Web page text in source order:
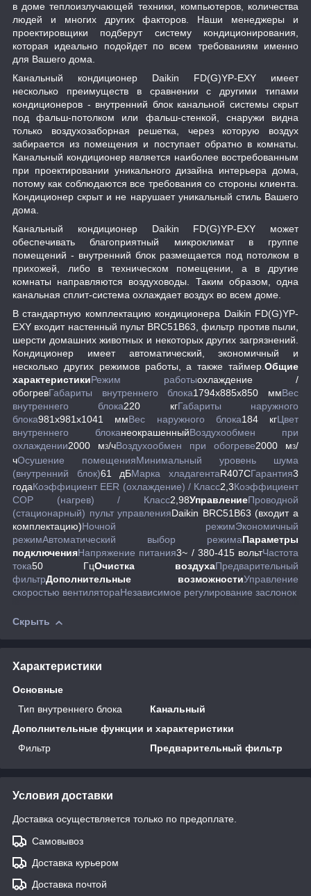
в доме теплоизлучающей техники, компьютеров, количества
людей и многих других факторов. Наши менеджеры и
проектировщики подберут систему кондиционирования,
которая идеально подойдет по всем требованиям именно
для Вашего дома.
Канальный кондиционер Daikin FD(G)YP-EXY имеет
несколько преимуществ в сравнении с другими типами
кондиционеров - внутренний блок канальной системы скрыт
под фальш-потолком или фальш-стенкой, снаружи видна
только воздухозаборная решетка, через которую воздух
забирается из помещения и поступает обратно в комнаты.
Канальный кондиционер является наиболее востребованным
при проектировании уникального дизайна интерьера дома,
потому как соблюдаются все требования со стороны клиента.
Кондиционер скрыт и не нарушает уникальный стиль Вашего
дома.
Канальный кондиционер Daikin FD(G)YP-EXY может
обеспечивать благоприятный микроклимат в группе
помещений - внутренний блок размещается под потолком в
прихожей, либо в техническом помещении, а в другие
комнаты направляются воздуховоды. Таким образом, одна
канальная сплит-система охлаждает воздух во всем доме.
В стандартную комплектацию кондиционера Daikin FD(G)YP-
EXY входит настенный пульт BRC51B63, фильтр против пыли,
шерсти домашних животных и некоторых других загрязнений.
Кондиционер имеет автоматический, экономичный и
несколько других режимов работы, а также таймер.Общие
характеристикиРежим работыохлаждение /
обогревГабариты внутреннего блока1794x885x850 ммВес
внутреннего блока220 кгГабариты наружного
блока981x981x1041 ммВес наружного блока184 кгЦвет
внутреннего блоканеокрашенныйВоздухообмен при
охлаждении2000 м3/чВоздухообмен при обогреве2000 м3/
чОсушение помещенияМинимальный уровень шума
(внутренний блок)61 дБМарка хладагентаR407CГарантия3
годаКоэффициент EER (охлаждение) / Класс2,3Коэффициент
COP (нагрев) / Класс2,98УправлениеПроводной
(стационарный) пульт управленияDaikin BRC51B63 (входит а
комплектацию)Ночной режимЭкономичный
режимАвтоматический выбор режимаПараметры
подключенияНапряжение питания3~ / 380-415 вольтЧастота
тока50 ГцОчистка воздухаПредварительный
фильтрДополнительные возможностиУправление
скоростью вентилятораНезависимое регулирование заслонок
Скрыть
Характеристики
Основные
Тип внутреннего блока
Канальный
Дополнительные функции и характеристики
Фильтр
Предварительный фильтр
Условия доставки
Доставка осуществляется только по предоплате.
Самовывоз
Доставка курьером
Доставка почтой